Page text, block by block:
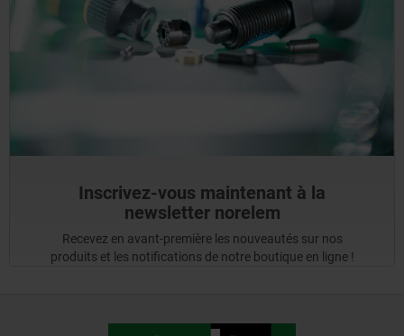
Inscrivez-vous maintenant à la
newsletter norelem
Recevez en avant-première les nouveautés sur nos
produits et les notifications de notre boutique en ligne !